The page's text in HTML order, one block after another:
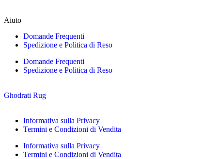
Aiuto
Domande Frequenti
Spedizione e Politica di Reso
Domande Frequenti
Spedizione e Politica di Reso
Ghodrati Rug
Informativa sulla Privacy
Termini e Condizioni di Vendita
Informativa sulla Privacy
Termini e Condizioni di Vendita